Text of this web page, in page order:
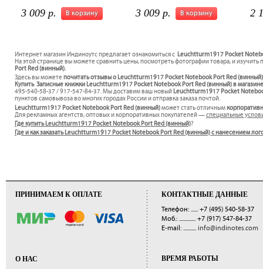
В корзину
3 009 р. В корзину
3 009 р. 2
Интернет магазин Индиноутс предлагает ознакомиться с Leuchtturm1917 Pocket
На этой странице вы можете сравнить цены, посмотреть фотографии товара, и
Port Red (винный).
Здесь вы можете почитать отзывы о Leuchtturm1917 Pocket Notebook Port Red
Купить Записные книжки Leuchtturm1917 Pocket Notebook Port Red (винный) в
495-540-58-37 / 917-547-84-37. Мы доставим ваш новый Leuchtturm1917 Pocket
пунктов самовывоза во многих городах России и отправка заказа почтой.
Leuchtturm1917 Pocket Notebook Port Red (винный)может стать отличным
Для рекламных агентств, оптовых и корпоративных покупателей —специальные
Где купить Leuchtturm1917 Pocket Notebook Port Red (винный)?
Где и как заказать Leuchtturm1917 Pocket Notebook Port Red (винный) с нанесением
ПРИНИМАЕМ К ОПЛАТЕ
О НАС
КОНТАКТНЫЕ ДАННЫЕ
Телефон: ...... +7 (495) 540-58-37
Моб.: .............. +7 (917) 547-84-37
E-mail: ........... info@indinotes.com
ВРЕМЯ РАБОТЫ